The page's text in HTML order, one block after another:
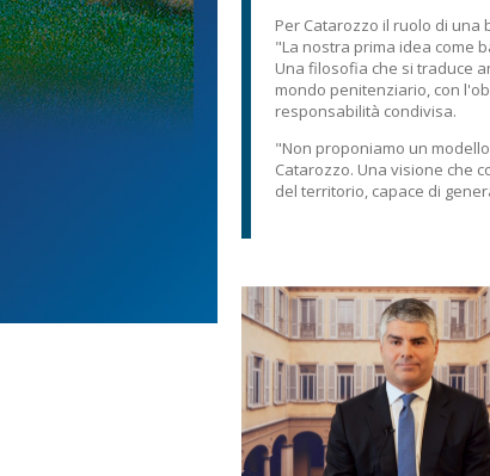
Per Catarozzo il ruolo di
"La nostra prima idea come
Una filosofia che si traduce
mondo penitenziario, con
responsabilità condivisa.
"Non proponiamo un
Catarozzo. Una visione che
del territorio, capace di